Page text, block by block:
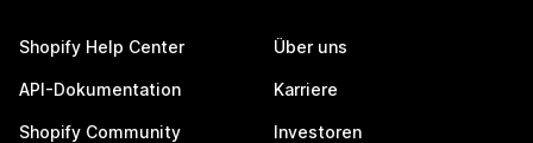
Shopify Help Center
API-Dokumentation
Shopify Community
Über uns
Karriere
Investoren